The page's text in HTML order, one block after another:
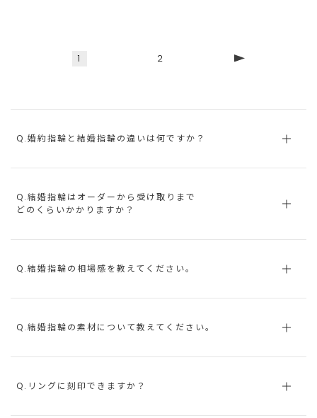
1 2
Q.婚約指輪と結婚指輪の違いは何ですか？
Q.結婚指輪はオーダーから受け取りまで
どのくらいかかりますか？
Q.結婚指輪の相場感を教えてください。
Q.結婚指輪の素材について教えてください。
Q.リングに刻印できますか？